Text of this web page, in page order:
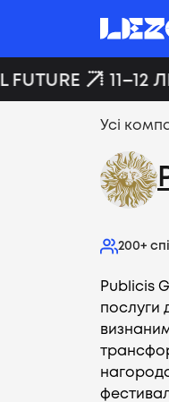
11–12
Усі
200+
Publicis
послуги